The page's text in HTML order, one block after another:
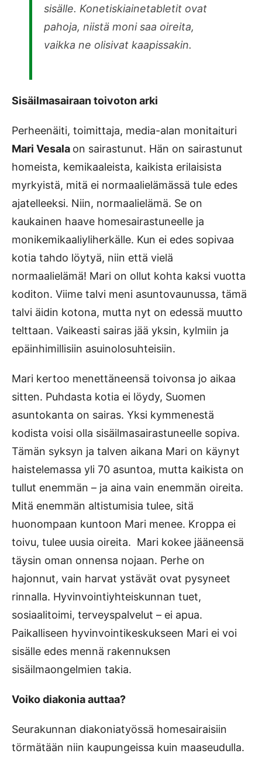
sisälle. Konetiskiainetabletit ovat
pahoja, niistä moni saa oireita,
vaikka ne olisivat kaapissakin.
Sisäilmasairaan toivoton arki
Perheenäiti, toimittaja, media-alan monitaituri
Mari Vesala on sairastunut. Hän on sairastunut
homeista, kemikaaleista, kaikista erilaisista
myrkyistä, mitä ei normaalielämässä tule edes
ajatelleeksi. Niin, normaalielämä. Se on
kaukainen haave homesairastuneelle ja
monikemikaaliyliherkälle. Kun ei edes sopivaa
kotia tahdo löytyä, niin että vielä
normaalielämä! Mari on ollut kohta kaksi vuotta
koditon. Viime talvi meni asuntovaunussa, tämä
talvi äidin kotona, mutta nyt on edessä muutto
telttaan. Vaikeasti sairas jää yksin, kylmiin ja
epäinhimillisiin asuinolosuhteisiin.
Mari kertoo menettäneensä toivonsa jo aikaa
sitten. Puhdasta kotia ei löydy, Suomen
asuntokanta on sairas. Yksi kymmenestä
kodista voisi olla sisäilmasairastuneelle sopiva.
Tämän syksyn ja talven aikana Mari on käynyt
haistelemassa yli 70 asuntoa, mutta kaikista on
tullut enemmän – ja aina vain enemmän oireita.
Mitä enemmän altistumisia tulee, sitä
huonompaan kuntoon Mari menee. Kroppa ei
toivu, tulee uusia oireita. Mari kokee jääneensä
täysin oman onnensa nojaan. Perhe on
hajonnut, vain harvat ystävät ovat pysyneet
rinnalla. Hyvinvointiyhteiskunnan tuet,
sosiaalitoimi, terveyspalvelut – ei apua.
Paikalliseen hyvinvointikeskukseen Mari ei voi
sisälle edes mennä rakennuksen
sisäilmaongelmien takia.
Voiko diakonia auttaa?
Seurakunnan diakoniatyössä homesairaisiin
törmätään niin kaupungeissa kuin maaseudulla.